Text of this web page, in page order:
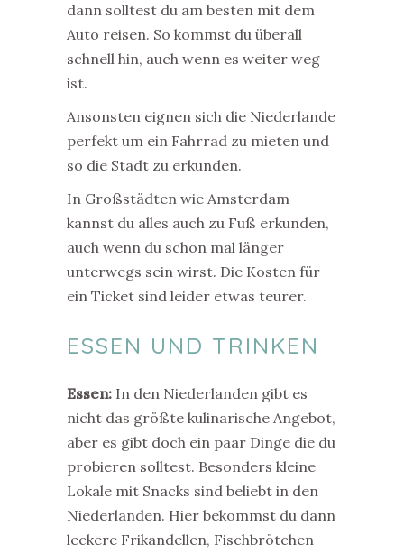
dann solltest du am besten mit dem
Auto reisen. So kommst du überall
schnell hin, auch wenn es weiter weg
ist.
Ansonsten eignen sich die Niederlande
perfekt um ein Fahrrad zu mieten und
so die Stadt zu erkunden.
In Großstädten wie Amsterdam
kannst du alles auch zu Fuß erkunden,
auch wenn du schon mal länger
unterwegs sein wirst. Die Kosten für
ein Ticket sind leider etwas teurer.
ESSEN UND TRINKEN
Essen: In den Niederlanden gibt es
nicht das größte kulinarische Angebot,
aber es gibt doch ein paar Dinge die du
probieren solltest. Besonders kleine
Lokale mit Snacks sind beliebt in den
Niederlanden. Hier bekommst du dann
leckere Frikandellen, Fischbrötchen